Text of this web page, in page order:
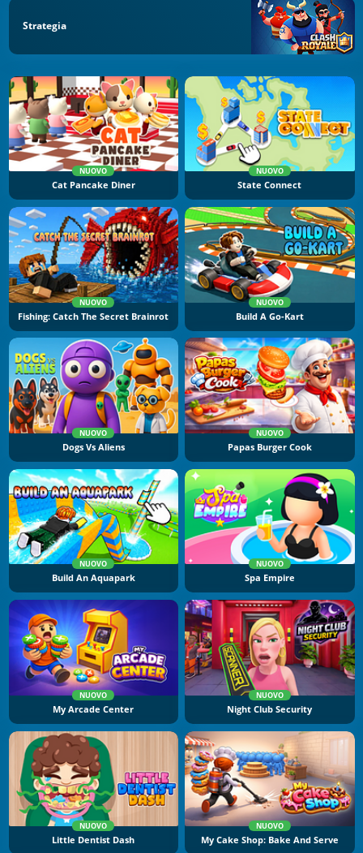
Strategia
NUOVO
Cat Pancake Diner
NUOVO
State Connect
NUOVO
Fishing: Catch The Secret Brainrot
NUOVO
Build A Go-Kart
NUOVO
Dogs Vs Aliens
NUOVO
Papas Burger Cook
NUOVO
Build An Aquapark
NUOVO
Spa Empire
NUOVO
My Arcade Center
NUOVO
Night Club Security
NUOVO
Little Dentist Dash
NUOVO
My Cake Shop: Bake And Serve